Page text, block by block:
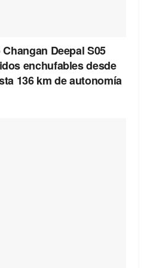
Deepal S05
enchufables desde
136 km de autonomía